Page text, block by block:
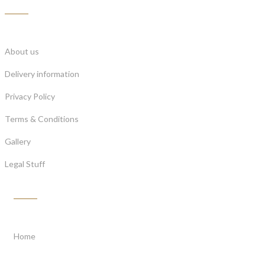
About us
Delivery information
Privacy Policy
Terms & Conditions
Gallery
Legal Stuff
Home